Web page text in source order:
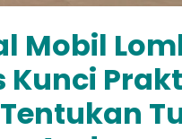
Mobil
Kunci